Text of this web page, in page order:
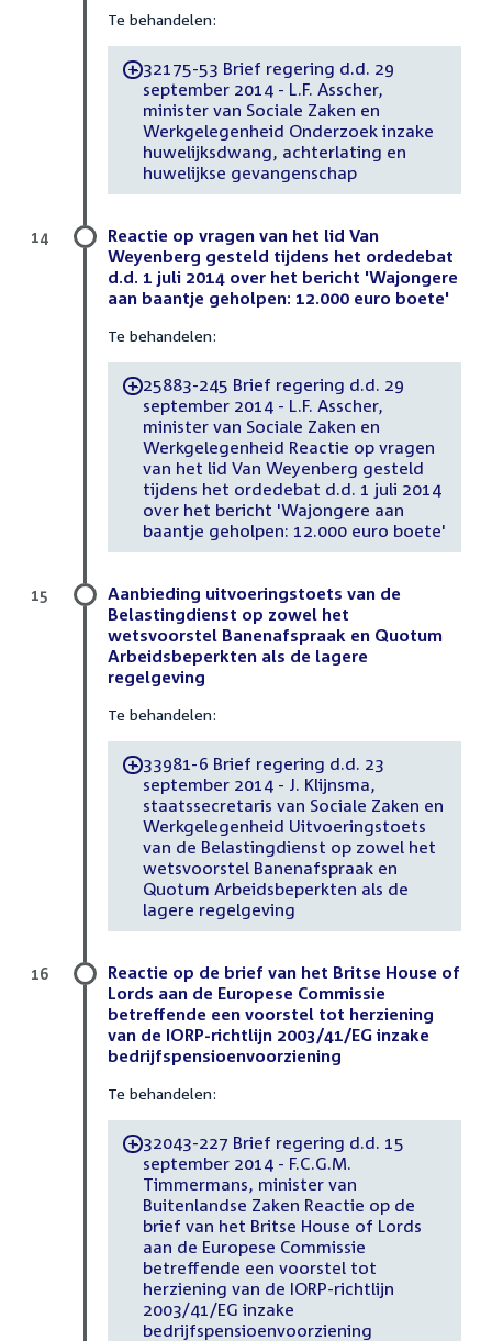
Te behandelen:
-32175-53 Brief regering d.d. 29
september 2014 - L.F. Asscher,
minister van Sociale Zaken en
Werkgelegenheid Onderzoek inzake
huwelijksdwang, achterlating en
huwelijkse gevangenschap
Reactie op vragen van het lid Van
Weyenberg gesteld tijdens het ordedebat
d.d. 1 juli 2014 over het bericht 'Wajongere
aan baantje geholpen: 12.000 euro boete'
Te behandelen:
-25883-245 Brief regering d.d. 29
september 2014 - L.F. Asscher,
minister van Sociale Zaken en
Werkgelegenheid Reactie op vragen
van het lid Van Weyenberg gesteld
tijdens het ordedebat d.d. 1 juli 2014
over het bericht 'Wajongere aan
baantje geholpen: 12.000 euro boete'
14
Aanbieding uitvoeringstoets van de
Belastingdienst op zowel het
wetsvoorstel Banenafspraak en Quotum
Arbeidsbeperkten als de lagere
regelgeving
Te behandelen:
-33981-6 Brief regering d.d. 23
september 2014 - J. Klijnsma,
staatssecretaris van Sociale Zaken en
Werkgelegenheid Uitvoeringstoets
van de Belastingdienst op zowel het
wetsvoorstel Banenafspraak en
Quotum Arbeidsbeperkten als de
lagere regelgeving
15
Reactie op de brief van het Britse House of
Lords aan de Europese Commissie
betreffende een voorstel tot herziening
van de IORP-richtlijn 2003/41/EG inzake
bedrijfspensioenvoorziening
Te behandelen:
-32043-227 Brief regering d.d. 15
september 2014 - F.C.G.M.
Timmermans, minister van
Buitenlandse Zaken Reactie op de
brief van het Britse House of Lords
aan de Europese Commissie
betreffende een voorstel tot
herziening van de IORP-richtlijn
2003/41/EG inzake
bedrijfspensioenvoorziening
16